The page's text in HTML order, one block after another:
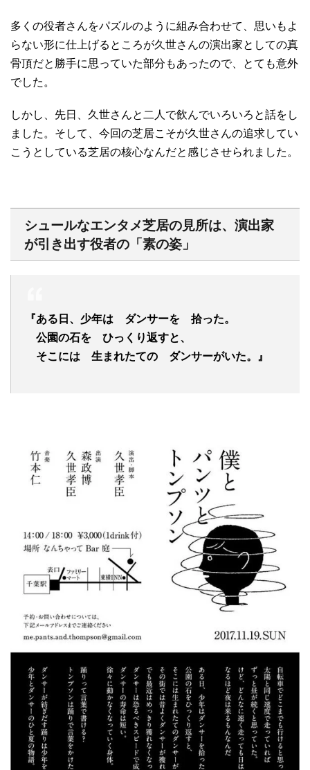
多くの役者さんをパズルのように組み合わせて、思いもよ
らない形に仕上げるところが久世さんの演出家としての真
骨頂だと勝手に思っていた部分もあったので、とても意外
でした。
しかし、先日、久世さんと二人で飲んでいろいろと話をし
ました。そして、今回の芝居こそが久世さんの追求してい
こうとしている芝居の核心なんだと感じさせられました。
シュールなエンタメ芝居の見所は、演出家
が引き出す役者の「素の姿」
『ある日、少年は ダンサーを 拾った。
公園の石を ひっくり返すと、
そこには 生まれたての ダンサーがいた。』